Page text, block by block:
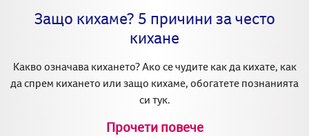
Защо кихаме? 5 причини за често
кихане
Какво означава кихането? Ако се чудите как да кихате, как
да спрем кихането или защо кихаме, обогатете познанията
си тук.
Прочети повече